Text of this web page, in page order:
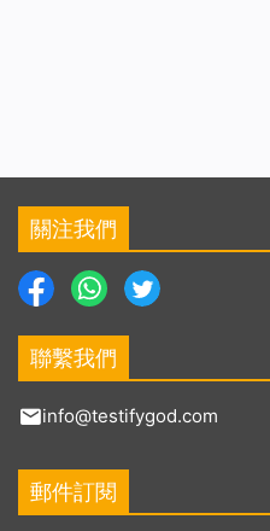
關注我們
聯繫我們
info@testifygod.com
郵件訂閱